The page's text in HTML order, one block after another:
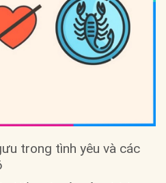
trong tình yêu và các